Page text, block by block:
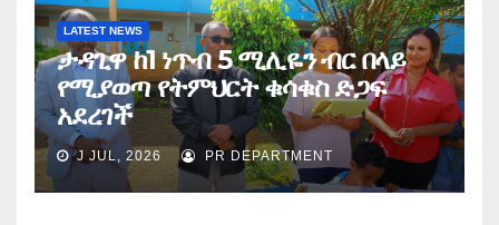
LATEST NEWS
ታዳጊዋ ከ1 ነጥብ 5 ሚሊዬን ብር በላይ
የሚያወጣ የትምህርት ቁሳቁስ ድጋፍ
አደረገች
J JUL, 2026 PR DEPARTMENT